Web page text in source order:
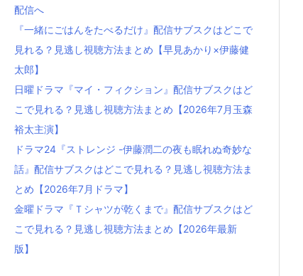
配信へ
『一緒にごはんをたべるだけ』配信サブスクはどこで
見れる？見逃し視聴方法まとめ【早見あかり×伊藤健
太郎】
日曜ドラマ『マイ・フィクション』配信サブスクはど
こで見れる？見逃し視聴方法まとめ【2026年7月玉森
裕太主演】
ドラマ24『ストレンジ -伊藤潤二の夜も眠れぬ奇妙な
話』配信サブスクはどこで見れる？見逃し視聴方法ま
とめ【2026年7月ドラマ】
金曜ドラマ『Ｔシャツが乾くまで』配信サブスクはど
こで見れる？見逃し視聴方法まとめ【2026年最新
版】